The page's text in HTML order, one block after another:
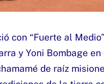
con “Fuerte al
y Yoni Bombage
de raíz